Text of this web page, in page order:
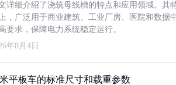
详细介绍了浇筑母线槽的特点和应用领域。其
，广泛用于商业建筑、工业厂房、医院和数据
要求，保障电力系统稳定运行。
年8月4日
平板车的标准尺寸和载重参数